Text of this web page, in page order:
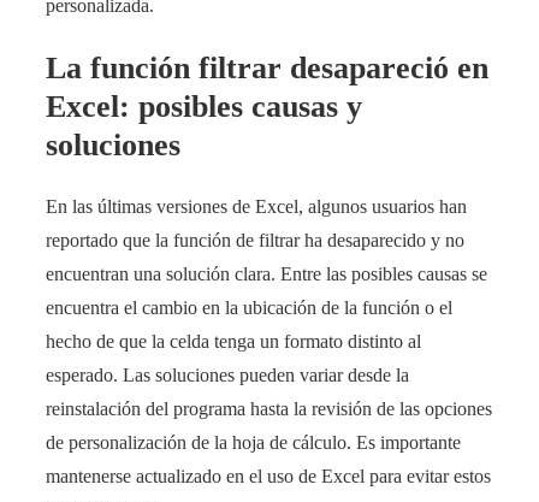
personalizada.
La función filtrar desapareció en
Excel: posibles causas y
soluciones
En las últimas versiones de Excel, algunos usuarios han
reportado que la función de filtrar ha desaparecido y no
encuentran una solución clara. Entre las posibles causas se
encuentra el cambio en la ubicación de la función o el
hecho de que la celda tenga un formato distinto al
esperado. Las soluciones pueden variar desde la
reinstalación del programa hasta la revisión de las opciones
de personalización de la hoja de cálculo. Es importante
mantenerse actualizado en el uso de Excel para evitar estos